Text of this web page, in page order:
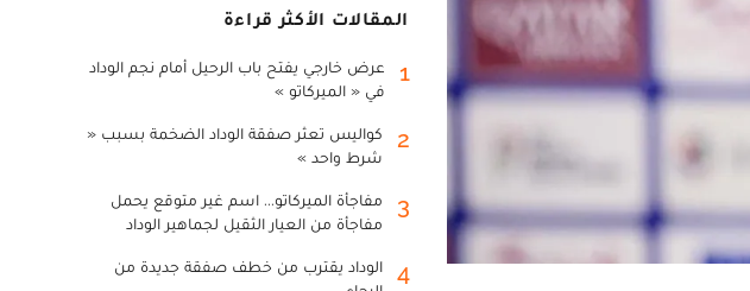
المقالات الأكثر قراءة
1
عرض خارجي يفتح باب الرحيل أمام نجم الوداد
في « الميركاتو »
2
كواليس تعثر صفقة الوداد الضخمة بسبب «
شرط واحد »
3
مفاجأة الميركاتو... اسم غير متوقع يحمل
مفاجأة من العيار الثقيل لجماهير الوداد
4
الوداد يقترب من خطف صفقة جديدة من